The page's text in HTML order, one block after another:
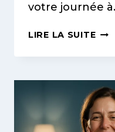
votre journée
LIRE LA SUITE
:
QUI